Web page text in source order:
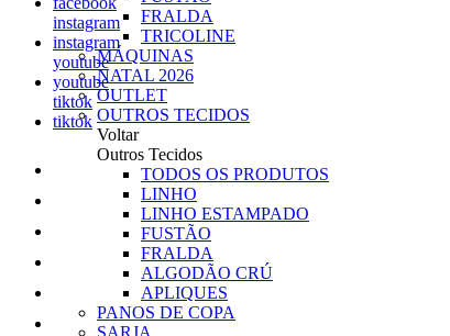
FRALDA
TRICOLINE
MÁQUINAS
NATAL 2026
OUTLET
OUTROS TECIDOS
Voltar
Outros Tecidos
TODOS OS PRODUTOS
LINHO
LINHO ESTAMPADO
FUSTÃO
FRALDA
ALGODÃO CRÚ
APLIQUES
PANOS DE COPA
SARJA
instagram
instagram
youtube
youtube
tiktok
tiktok